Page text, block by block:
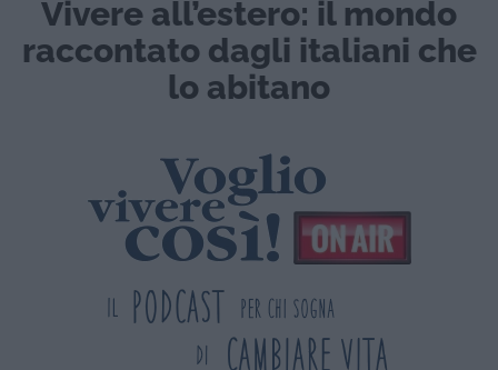
Vivere all’estero: il mondo
raccontato dagli italiani che
lo abitano